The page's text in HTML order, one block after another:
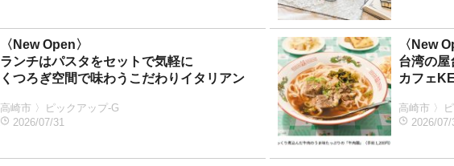
〈New Open〉
ランチはパスタをセットで気軽に
くつろぎ空間で味わうこだわりイタリアン
高崎市 〉ピックアップ-G
2026/07/31
〈New
台湾の屋
カフェ
高崎市 〉
2026/07/